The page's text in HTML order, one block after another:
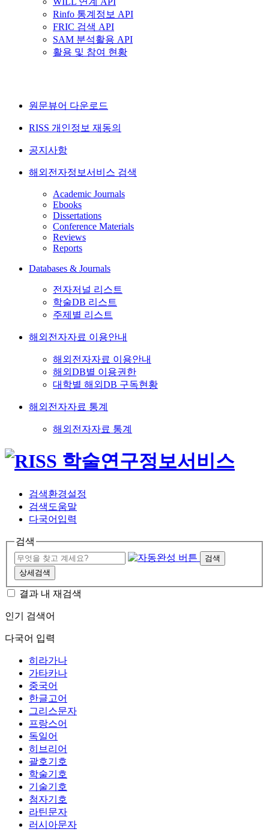
Rinfo 통계정보 API
FRIC 검색 API
SAM 분석활용 API
활용 및 참여 현황
원문뷰어 다운로드
RISS 개인정보 재동의
공지사항
해외전자정보서비스 검색
Academic Journals
Ebooks
Dissertations
Conference Materials
Reviews
Reports
Databases & Journals
전자저널 리스트
학술DB 리스트
주제별 리스트
해외전자자료 이용안내
해외전자자료 이용안내
해외DB별 이용권한
대학별 해외DB 구독현황
해외전자자료 통계
해외전자자료 통계
검색환경설정
검색도움말
다국어입력
검색
검색
상세검색
결과 내 재검색
인기 검색어
다국어 입력
히라가나
가타카나
중국어
한글고어
그리스문자
프랑스어
독일어
히브리어
괄호기호
학술기호
기술기호
첨자기호
라틴문자
러시아문자